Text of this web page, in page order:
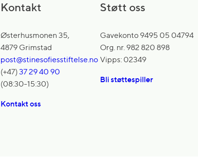
Kontakt
Østerhusmonen 35,
4879 Grimstad
post@stinesofiesstiftelse.no
(+47) 37 29 40 90
(08:30-15:30)
Kontakt oss
Støtt oss
Gavekonto 9495 05 04794
Org. nr. 982 820 898
Vipps: 02349
Bli støttespiller